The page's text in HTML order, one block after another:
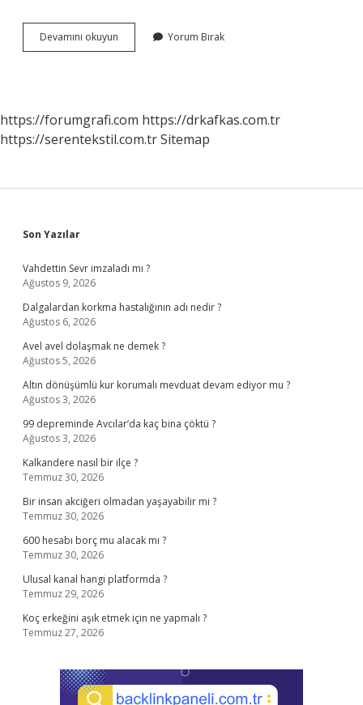
Devamını okuyun
Otu
Yorum Bırak
https://forumgrafi.com https://drkafkas.com.tr
https://serentekstil.com.trSitemap
Sidebar
Son Yazılar
Vahdettin Sevr imzaladı mı ?
Ağustos 9, 2026
Dalgalardan korkma hastalığının adı nedir ?
Ağustos 6, 2026
Avel avel dolaşmak ne demek ?
Ağustos 5, 2026
Altın dönüşümlü kur korumalı mevduat devam ediyor mu ?
Ağustos 3, 2026
99 depreminde Avcılar’da kaç bina çöktü ?
Ağustos 3, 2026
Kalkandere nasıl bir ilçe ?
Temmuz 30, 2026
Bir insan akciğeri olmadan yaşayabilir mi ?
Temmuz 30, 2026
600 hesabı borç mu alacak mı ?
Temmuz 30, 2026
Ulusal kanal hangi platformda ?
Temmuz 29, 2026
Koç erkeğini aşık etmek için ne yapmalı ?
Temmuz 27, 2026